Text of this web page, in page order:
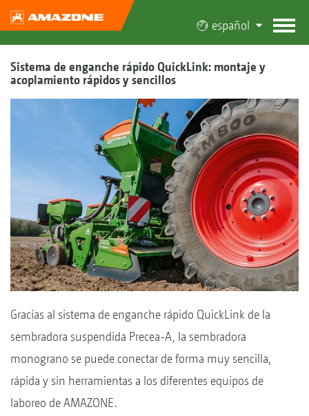
español
Sistema de enganche rápido QuickLink: montaje y
acoplamiento rápidos y sencillos
Gracias al sistema de enganche rápido QuickLink de la
sembradora suspendida Precea-A, la sembradora
monograno se puede conectar de forma muy sencilla,
rápida y sin herramientas a los diferentes equipos de
laboreo de AMAZONE.